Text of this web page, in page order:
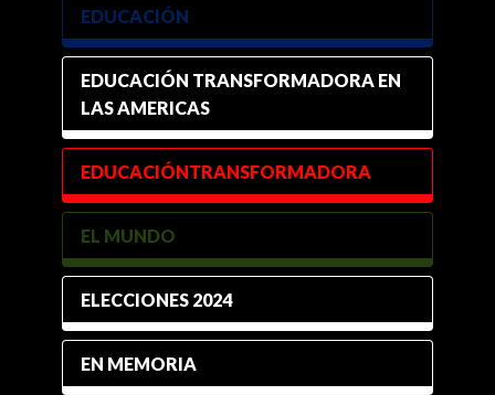
EDUCACIÓN
EDUCACIÓN TRANSFORMADORA EN
LAS AMERICAS
EDUCACIÓNTRANSFORMADORA
EL MUNDO
ELECCIONES 2024
EN MEMORIA